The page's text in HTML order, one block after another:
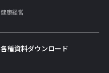
健康経営
各種資料ダウンロード